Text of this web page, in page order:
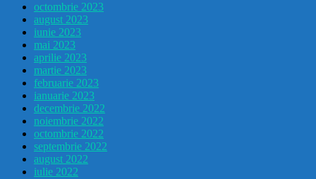
octombrie 2023
august 2023
iunie 2023
mai 2023
aprilie 2023
martie 2023
februarie 2023
ianuarie 2023
decembrie 2022
noiembrie 2022
octombrie 2022
septembrie 2022
august 2022
iulie 2022